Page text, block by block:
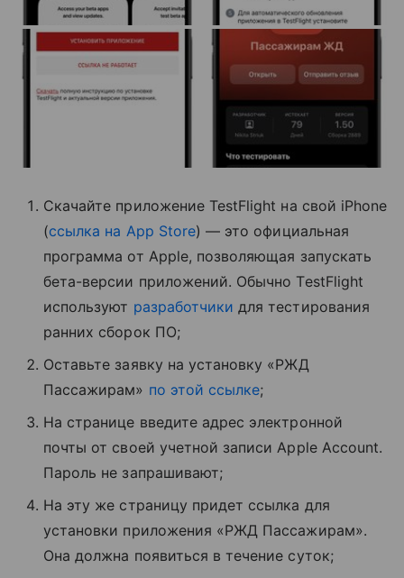
Скачайте приложение TestFlight на свой iPhone
(ссылка на App Store) — это официальная
программа от Apple, позволяющая запускать
бета-версии приложений. Обычно TestFlight
используют разработчики для тестирования
ранних сборок ПО;
Оставьте заявку на установку «РЖД
Пассажирам» по этой ссылке;
На странице введите адрес электронной
почты от своей учетной записи Apple Account.
Пароль не запрашивают;
На эту же страницу придет ссылка для
установки приложения «РЖД Пассажирам».
Она должна появиться в течение суток;